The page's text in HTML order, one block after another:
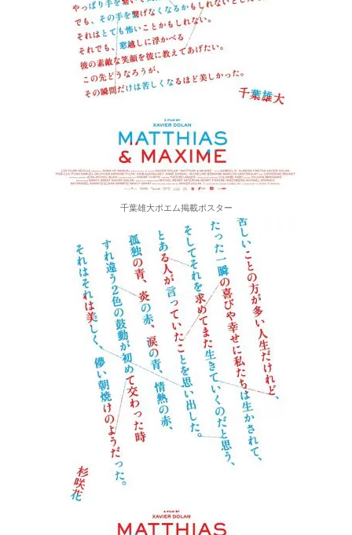
千葉雄大ポエム掲載ポスター